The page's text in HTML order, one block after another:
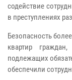
содействие
в преступлениях
Безопасность
квартир
подлежащих
обеспечили